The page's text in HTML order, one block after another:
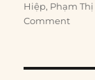
Hiệp, Phạm
Comment